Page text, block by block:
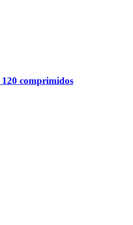
comprimidos